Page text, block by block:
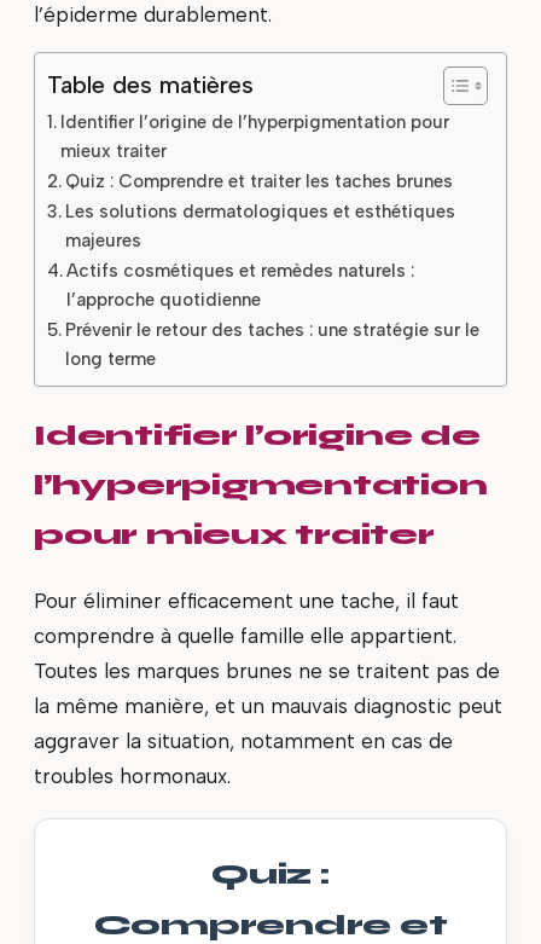
l’épiderme durablement.
Table des matières
Identifier l’origine de l’hyperpigmentation pour
mieux traiter
Quiz : Comprendre et traiter les taches brunes
Les solutions dermatologiques et esthétiques
majeures
Actifs cosmétiques et remèdes naturels :
l’approche quotidienne
Prévenir le retour des taches : une stratégie sur le
long terme
Identifier l’origine de
l’hyperpigmentation
pour mieux traiter
Pour éliminer efficacement une tache, il faut
comprendre à quelle famille elle appartient.
Toutes les marques brunes ne se traitent pas de
la même manière, et un mauvais diagnostic peut
aggraver la situation, notamment en cas de
troubles hormonaux.
Quiz :
Comprendre et